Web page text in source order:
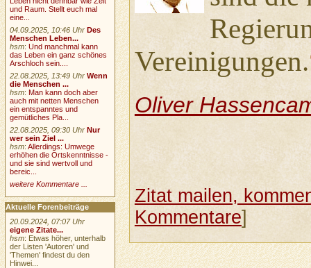
Vereinigungen.
Oliver
Zitat mailen,
Kommentare]
und Raum. Stellt euch mal
eine...
04.09.2025, 10:46 Uhr Des
Menschen Leben...
hsm:Und manchmal kann
das Leben ein ganz schönes
Arschloch sein....
22.08.2025, 13:49 Uhr Wenn
die Menschen ...
hsm:Man kann doch aber
auch mit netten Menschen
ein entspanntes und
gemütliches Pla...
22.08.2025, 09:30 Uhr Nur
wer sein Ziel ...
hsm:Allerdings: Umwege
erhöhen die Ortskenntnisse -
und sie sind wertvoll und
bereic...
weitere Kommentare ...
Aktuelle Forenbeiträge
20.09.2024, 07:07 Uhr
eigene Zitate...
hsm: Etwas höher, unterhalb
der Listen 'Autoren' und
'Themen' findest du den
Hinwei...